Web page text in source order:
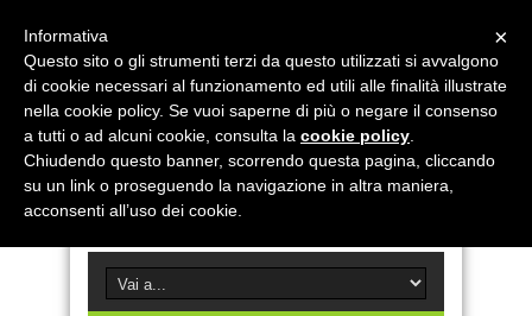
×
Informativa
Questo sito o gli strumenti terzi da questo utilizzati si avvalgono
di cookie necessari al funzionamento ed utili alle finalità illustrate
nella cookie policy. Se vuoi saperne di più o negare il consenso
a tutti o ad alcuni cookie, consulta la cookie policy
Chiudendo questo banner, scorrendo questa pagina, cliccando
su un link o proseguendo la navigazione in altra maniera,
acconsenti all’uso dei cookie.